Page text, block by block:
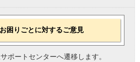
困りごとに対するご意見
ポートセンターへ遷移します。